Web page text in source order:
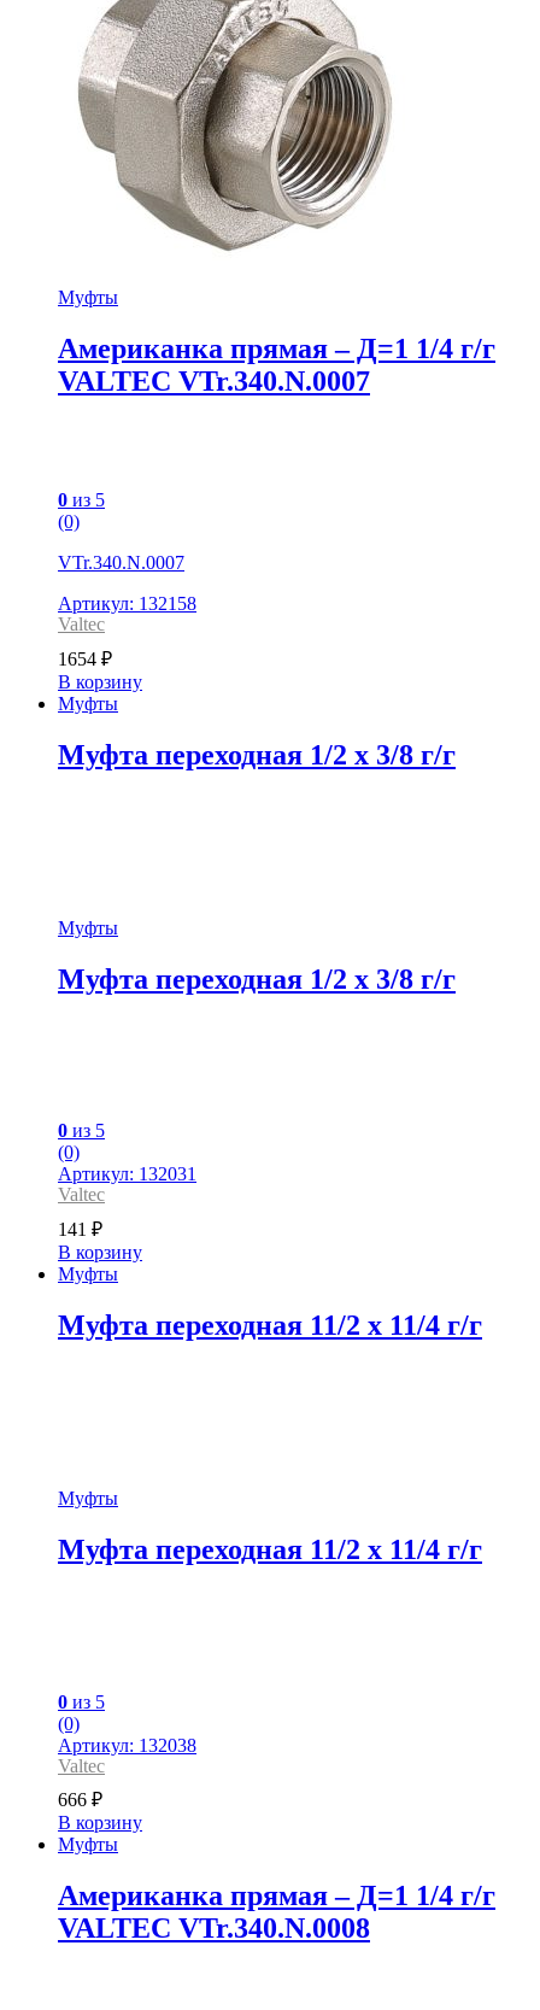
Муфты
Американка прямая – Д=1 1/4 г/г
VALTEC VTr.340.N.0007
0 из 5
(0)
VTr.340.N.0007
Артикул: 132158
Valtec
1654 ₽
В корзину
Муфты
Муфта переходная 1/2 x 3/8 г/г
Муфты
Муфта переходная 1/2 x 3/8 г/г
0 из 5
(0)
Артикул: 132031
Valtec
141 ₽
В корзину
Муфты
Муфта переходная 11/2 x 11/4 г/г
Муфты
Муфта переходная 11/2 x 11/4 г/г
0 из 5
(0)
Артикул: 132038
Valtec
666 ₽
В корзину
Муфты
Американка прямая – Д=1 1/4 г/г
VALTEC VTr.340.N.0008